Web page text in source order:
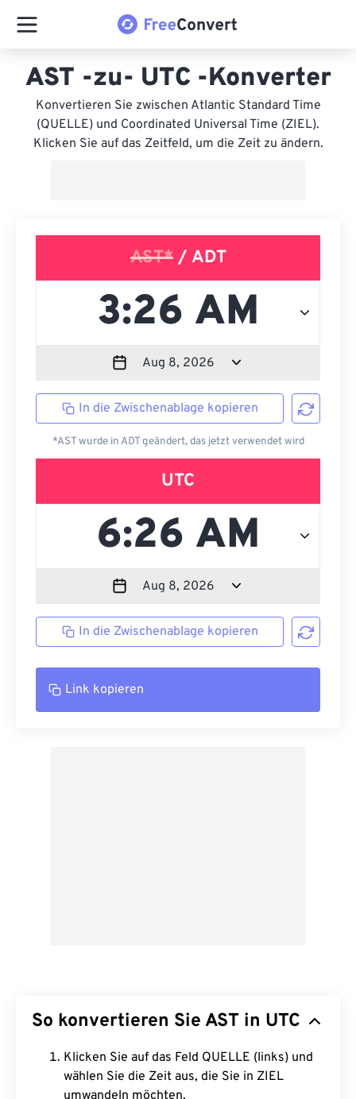
AST -zu- UTC -Konverter
Konvertieren Sie zwischen Atlantic Standard Time
(QUELLE) und Coordinated Universal Time (ZIEL).
Klicken Sie auf das Zeitfeld, um die Zeit zu ändern.
AST*/ ADT
In die Zwischenablage kopieren
*AST wurde in ADT geändert, das jetzt verwendet wird
UTC
In die Zwischenablage kopieren
Link kopieren
So konvertieren Sie AST in UTC
Klicken Sie auf das Feld QUELLE (links) und
wählen Sie die Zeit aus, die Sie in ZIEL
umwandeln möchten.